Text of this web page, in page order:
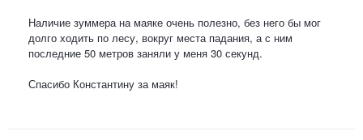
Наличие зуммера на маяке очень полезно, без него бы мог
долго ходить по лесу, вокруг места падания, а с ним
последние 50 метров заняли у меня 30 секунд.
Спасибо Константину за маяк!